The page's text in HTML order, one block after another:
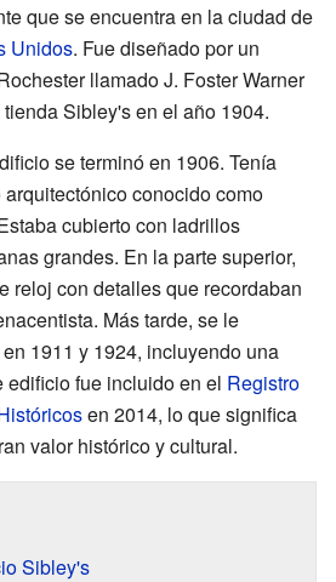
que se encuentra en la ciudad de
Unidos. Fue diseñado por un
llamado J. Foster Warner
Sibley's en el año 1904.
se terminó en 1906. Tenía
conocido como
cubierto con ladrillos
grandes. En la parte superior,
reloj con detalles que recordaban
Más tarde, se le
1911 y 1924, incluyendo una
edificio fue incluido en el Registro
en 2014, lo que significa
valor histórico y cultural.
Sibley's